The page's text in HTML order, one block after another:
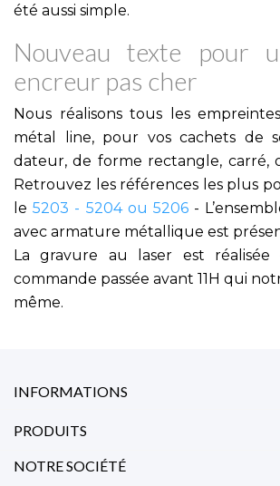
été aussi simple.
Nouveau texte pour
encreur pas cher
Nous réalisons tous les
métal line, pour vos cachets de
dateur, de forme rectangle, carré,
Retrouvez les références les plus
le5203 - 5204ou5206 -
avec armature métallique est
La gravure au laser est
commande passée avant 11H qui
même.
INFORMATIONS
PRODUITS
NOTRE SOCIÉTÉ